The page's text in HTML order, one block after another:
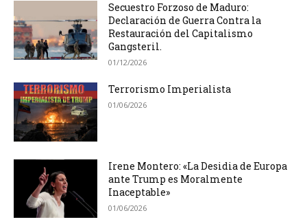
Secuestro Forzoso de Maduro:
Declaración de Guerra Contra la
Restauración del Capitalismo
Gangsteril.
01/12/2026
Terrorismo Imperialista
01/06/2026
Irene Montero: «La Desidia de Europa
ante Trump es Moralmente
Inaceptable»
01/06/2026